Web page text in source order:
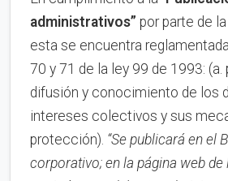
administrativos” por parte de
esta se encuentra
70 y 71 de la ley 99 de 1993: (a.
difusión y conocimiento de los
intereses colectivos y sus
protección). “Se publicará en el
corporativo; en la página web